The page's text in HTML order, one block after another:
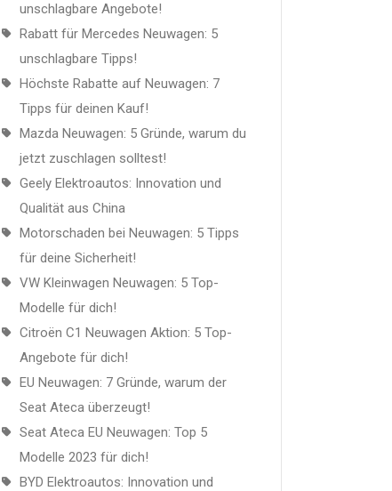
unschlagbare Angebote!
Rabatt für Mercedes Neuwagen: 5
unschlagbare Tipps!
Höchste Rabatte auf Neuwagen: 7
Tipps für deinen Kauf!
Mazda Neuwagen: 5 Gründe, warum du
jetzt zuschlagen solltest!
Geely Elektroautos: Innovation und
Qualität aus China
Motorschaden bei Neuwagen: 5 Tipps
für deine Sicherheit!
VW Kleinwagen Neuwagen: 5 Top-
Modelle für dich!
Citroën C1 Neuwagen Aktion: 5 Top-
Angebote für dich!
EU Neuwagen: 7 Gründe, warum der
Seat Ateca überzeugt!
Seat Ateca EU Neuwagen: Top 5
Modelle 2023 für dich!
BYD Elektroautos: Innovation und